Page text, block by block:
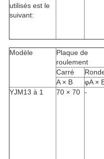
utilisés est le
suivant:
Modèle
Plaque de
roulement
Carré
A × B
φA ×
YJM13 à 1
70 × 70 -